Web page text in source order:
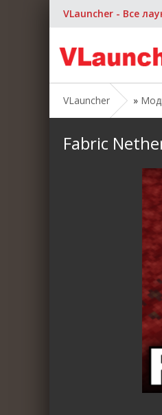
VLauncher - Все
VLauncher »
Fabric